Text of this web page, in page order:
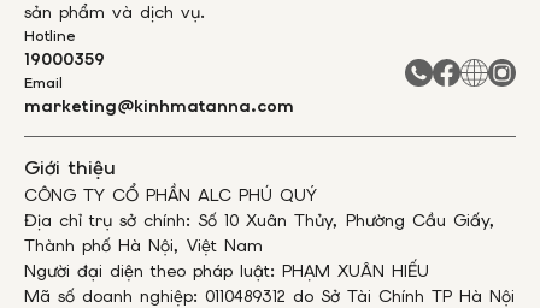
sản phẩm và dịch vụ.
Hotline
19000359
Email
marketing@kinhmatanna.com
Giới thiệu
CÔNG TY CỔ PHẦN ALC PHÚ QUÝ
Địa chỉ trụ sở chính: Số 10 Xuân Thủy, Phường Cầu Giấy,
Thành phố Hà Nội, Việt Nam
Người đại diện theo pháp luật: PHẠM XUÂN HIẾU
Mã số doanh nghiệp: 0110489312 do Sở Tài Chính TP Hà Nội